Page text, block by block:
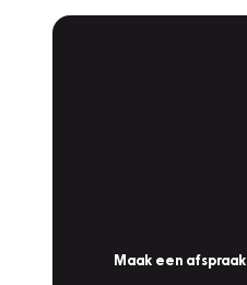
Maak een afspraak